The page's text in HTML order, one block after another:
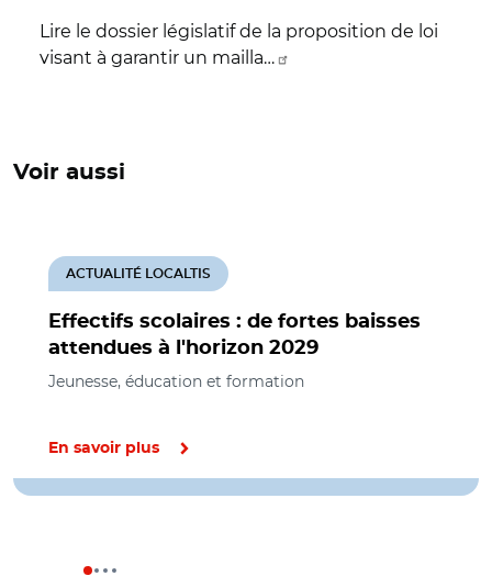
Lire le dossier législatif de la proposition de loi
visant à garantir un mailla…
Voir aussi
Effectifs scolaires : de fortes baisses
attendues à l'horizon 2029
ACTUALITÉ LOCALTIS
Jeunesse, éducation et formation
En savoir plus